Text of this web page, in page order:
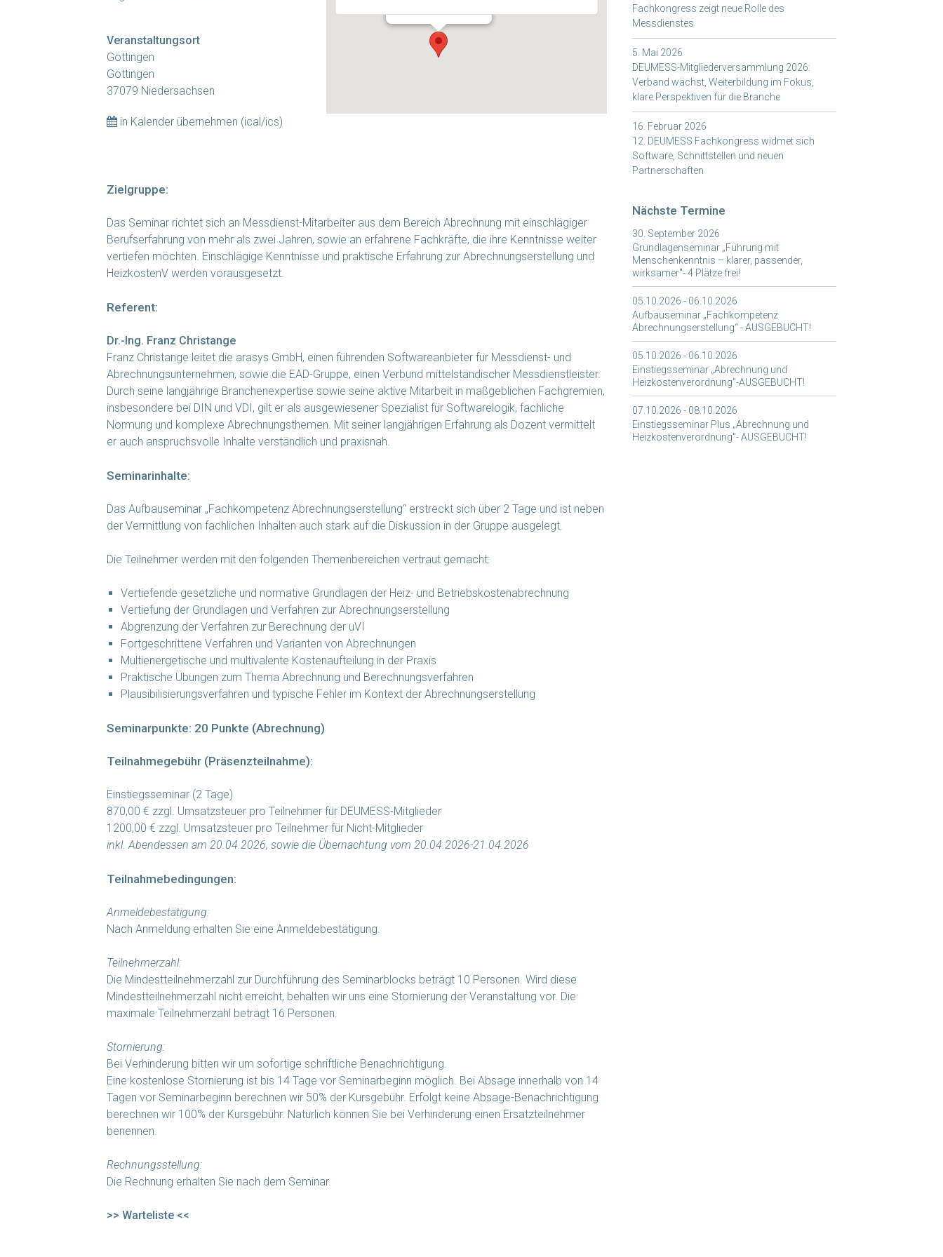
Veranstaltungsort
Göttingen
Göttingen
37079 Niedersachsen
in Kalender übernehmen (ical/ics)
Zielgruppe:
Das Seminar richtet sich an Messdienst-Mitarbeiter aus dem Bereich Abrechnung mit einschlägiger
Berufserfahrung von mehr als zwei Jahren, sowie an erfahrene Fachkräfte, die ihre Kenntnisse weiter
vertiefen möchten. Einschlägige Kenntnisse und praktische Erfahrung zur Abrechnungserstellung und
HeizkostenV werden vorausgesetzt.
Referent:
Dr.-Ing. Franz Christange
Franz Christange leitet die arasys GmbH, einen führenden Softwareanbieter für Messdienst- und
Abrechnungsunternehmen, sowie die EAD-Gruppe, einen Verbund mittelständischer Messdienstleister.
Durch seine langjährige Branchenexpertise sowie seine aktive Mitarbeit in maßgeblichen Fachgremien,
insbesondere bei DIN und VDI, gilt er als ausgewiesener Spezialist für Softwarelogik, fachliche
Normung und komplexe Abrechnungsthemen. Mit seiner langjährigen Erfahrung als Dozent vermittelt
er auch anspruchsvolle Inhalte verständlich und praxisnah.
Seminarinhalte:
Das Aufbauseminar „Fachkompetenz Abrechnungserstellung“ erstreckt sich über 2 Tage und ist neben
der Vermittlung von fachlichen Inhalten auch stark auf die Diskussion in der Gruppe ausgelegt.
Die Teilnehmer werden mit den folgenden Themenbereichen vertraut gemacht:
Vertiefende gesetzliche und normative Grundlagen der Heiz- und Betriebskostenabrechnung
Vertiefung der Grundlagen und Verfahren zur Abrechnungserstellung
Abgrenzung der Verfahren zur Berechnung der uVI
Fortgeschrittene Verfahren und Varianten von Abrechnungen
Multienergetische und multivalente Kostenaufteilung in der Praxis
Praktische Übungen zum Thema Abrechnung und Berechnungsverfahren
Plausibilisierungsverfahren und typische Fehler im Kontext der Abrechnungserstellung
Seminarpunkte: 20 Punkte (Abrechnung)
Teilnahmegebühr (Präsenzteilnahme):
Einstiegsseminar (2 Tage)
870,00 € zzgl. Umsatzsteuer pro Teilnehmer für DEUMESS-Mitglieder
1200,00 € zzgl. Umsatzsteuer pro Teilnehmer für Nicht-Mitglieder
inkl. Abendessen am 20.04.2026, sowie die Übernachtung vom 20.04.2026-21.04.2026
Teilnahmebedingungen:
Anmeldebestätigung:
Nach Anmeldung erhalten Sie eine Anmeldebestätigung.
Teilnehmerzahl:
Die Mindestteilnehmerzahl zur Durchführung des Seminarblocks beträgt 10 Personen. Wird diese
Mindestteilnehmerzahl nicht erreicht, behalten wir uns eine Stornierung der Veranstaltung vor. Die
maximale Teilnehmerzahl beträgt 16 Personen.
Stornierung:
Bei Verhinderung bitten wir um sofortige schriftliche Benachrichtigung.
Eine kostenlose Stornierung ist bis 14 Tage vor Seminarbeginn möglich. Bei Absage innerhalb von 14
Tagen vor Seminarbeginn berechnen wir 50% der Kursgebühr. Erfolgt keine Absage-Benachrichtigung
berechnen wir 100% der Kursgebühr. Natürlich können Sie bei Verhinderung einen Ersatzteilnehmer
benennen.
Rechnungsstellung:
Die Rechnung erhalten Sie nach dem Seminar.
>> Warteliste <<
Fachkongress zeigt neue Rolle des
Messdienstes
5. Mai 2026
DEUMESS-Mitgliederversammlung 2026:
Verband wächst, Weiterbildung im Fokus,
klare Perspektiven für die Branche
16. Februar 2026
12. DEUMESS Fachkongress widmet sich
Software, Schnittstellen und neuen
Partnerschaften
Nächste Termine
30. September 2026
Grundlagenseminar „Führung mit
Menschenkenntnis – klarer, passender,
wirksamer"- 4 Plätze frei!
05.10.2026 - 06.10.2026
Aufbauseminar „Fachkompetenz
Abrechnungserstellung“ - AUSGEBUCHT!
05.10.2026 - 06.10.2026
Einstiegsseminar „Abrechnung und
Heizkostenverordnung"-AUSGEBUCHT!
07.10.2026 - 08.10.2026
Einstiegsseminar Plus „Abrechnung und
Heizkostenverordnung"- AUSGEBUCHT!